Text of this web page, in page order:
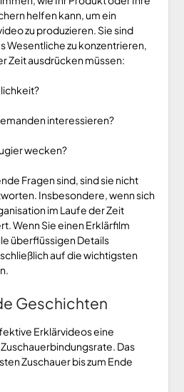
helfen kann, um ein
zu produzieren. Sie sind
Wesentliche zu konzentrieren,
Zeit ausdrücken müssen:
interessieren?
wecken?
Fragen sind, sind sie nicht
Insbesondere, wenn sich
im Laufe der Zeit
Wenn Sie einen Erklärfilm
überflüssigen Details
auf die wichtigsten
Geschichten
Erklärvideos eine
Das
Zuschauer bis zum Ende